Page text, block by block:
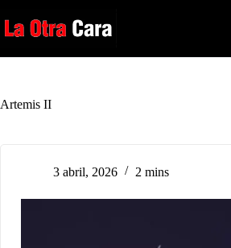
al
contenido
Artemis II
3 abril, 2026 2 mins